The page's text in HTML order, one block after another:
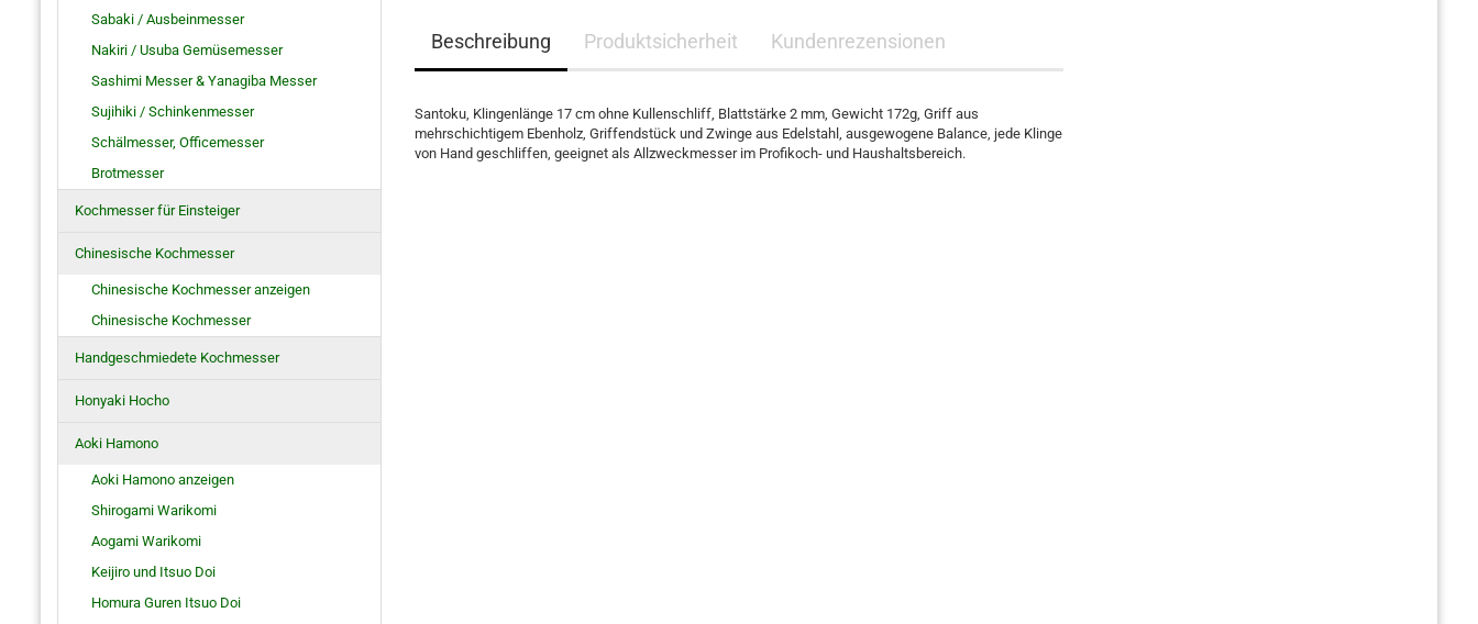
Beschreibung Produktsicherheit Kundenrezensionen
Santoku, Klingenlänge 17 cm ohne Kullenschliff, Blattstärke 2 mm, Gewicht 172g, Griff aus
mehrschichtigem Ebenholz, Griffendstück und Zwinge aus Edelstahl, ausgewogene Balance, jede Klinge
von Hand geschliffen, geeignet als Allzweckmesser im Profikoch- und Haushaltsbereich.
Sabaki / Ausbeinmesser
Nakiri / Usuba Gemüsemesser
Sashimi Messer & Yanagiba Messer
Sujihiki / Schinkenmesser
Schälmesser, Officemesser
Brotmesser
Kochmesser für Einsteiger
Chinesische Kochmesser
Chinesische Kochmesser anzeigen
Chinesische Kochmesser
Handgeschmiedete Kochmesser
Honyaki Hocho
Aoki Hamono
Aoki Hamono anzeigen
Shirogami Warikomi
Aogami Warikomi
Keijiro und Itsuo Doi
Homura Guren Itsuo Doi